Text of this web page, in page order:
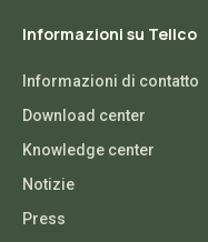
Informazioni su Tellco
Informazioni di contatto
Download center
Knowledge center
Notizie
Press